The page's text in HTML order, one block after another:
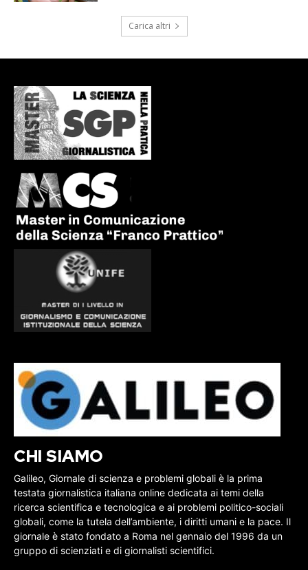
Carica altri
CHI SIAMO
Galileo, Giornale di scienza e problemi globali è la prima
testata giornalistica italiana online dedicata ai temi della
ricerca scientifica e tecnologica e ai problemi politico-sociali
globali, come la tutela dell’ambiente, i diritti umani e la pace. Il
giornale è stato fondato a Roma nel gennaio del 1996 da un
gruppo di scienziati e di giornalisti scientifici.